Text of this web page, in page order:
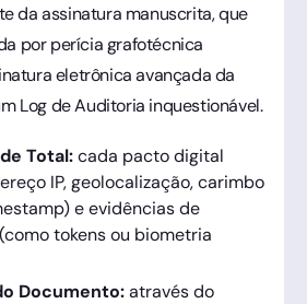
da assinatura manuscrita, que
por perícia grafotécnica
eletrônica avançada da
Log de Auditoria inquestionável.
Total:cada pacto digital
IP, geolocalização, carimbo
e evidências de
tokens ou biometria
Documento:através do